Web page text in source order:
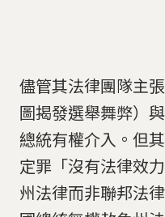
儘管其法律團隊主
圖揭發選舉舞弊）
總統有權介入。但
定罪「沒有法律效
州法律而非聯邦法